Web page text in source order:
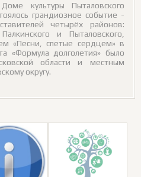
культуры Пыталовского
грандиозное событие -
четырёх районов:
и Пыталовского,
«Песни, спетые сердцем» в
«Формула долголетия» было
области и местным
округу.